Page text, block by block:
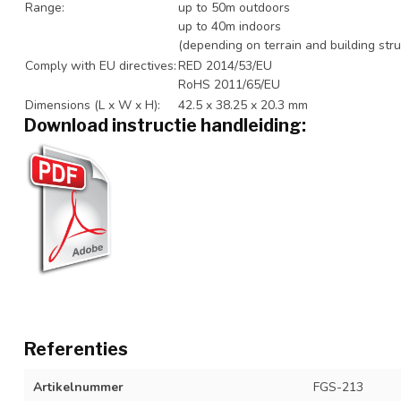
Range:
up to 50m outdoors
up to 40m indoors
(depending on terrain and building
Comply with EU directives:RED 2014/53/EU
RoHS 2011/65/EU
Dimensions (L x W x H):
42.5 x 38.25 x 20.3 mm
Download instructie handleiding:
Referenties
Artikelnummer FGS-213